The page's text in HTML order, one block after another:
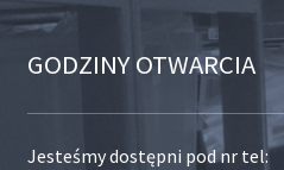
GODZINY OTWARCIA
Jesteśmy dostępni pod nr tel: